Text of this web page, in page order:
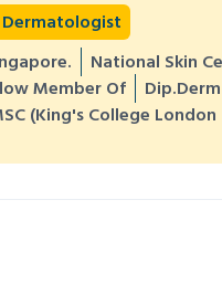
Dermatologist
National Skin
Member Of
Dip.Derm
(King's College London